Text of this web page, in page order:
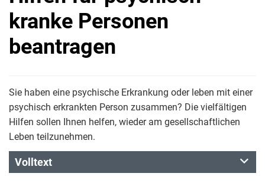
kranke Personen
beantragen
Sie haben eine psychische Erkrankung oder leben mit einer
psychisch erkrankten Person zusammen? Die vielfältigen
Hilfen sollen Ihnen helfen, wieder am gesellschaftlichen
Leben teilzunehmen.
Volltext